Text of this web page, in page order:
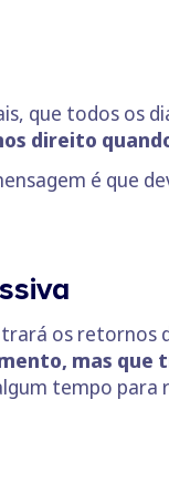
que todos os
direito
é que
os retornos
mas
tempo para